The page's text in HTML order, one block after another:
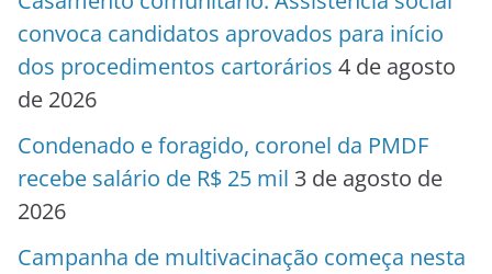
convoca candidatos aprovados para início
dos procedimentos cartorários 4 de agosto
de 2026
Condenado e foragido, coronel da PMDF
recebe salário de R$ 25 mil 3 de agosto de
2026
Campanha de multivacinação começa nesta